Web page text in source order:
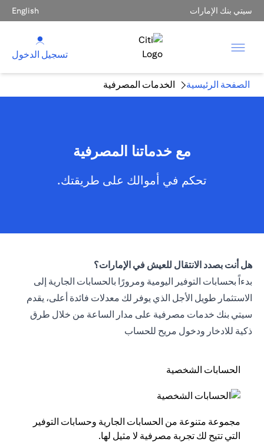
سيتي بنك الإمارات English
تسجيل الدخول
الصفحة الرئيسية الخدمات المصرفية
مع خدماتنا المصرفية
تحكم في أموالك على طريقتك.
هل أنت بصدد الانتقال للعيش في الإمارات؟
بدءاً بحسابات التوفير اليومية ومرورًا بالحسابات الجارية إلى
الاستثمار طويل الأجل الذي يوفر لك معدلات فائدة أعلى، يقدم
سيتي بنك خدمات مصرفية على مدار الساعة من خلال طرق
ذكية للادخار ودخول مريح للحساب
الحسابات الشخصية
مجموعة متنوعة من الحسابات الجارية وحسابات التوفير
التي تتيح لك تجربة مصرفية لا مثيل لها.